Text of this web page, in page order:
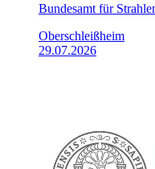
Bundesamt für
Oberschleißheim
29.07.2026